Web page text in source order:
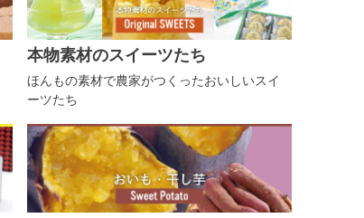
本物素材のスイーツたち
ほんもの素材で農家がつくったおいしいスイ
ーツたち